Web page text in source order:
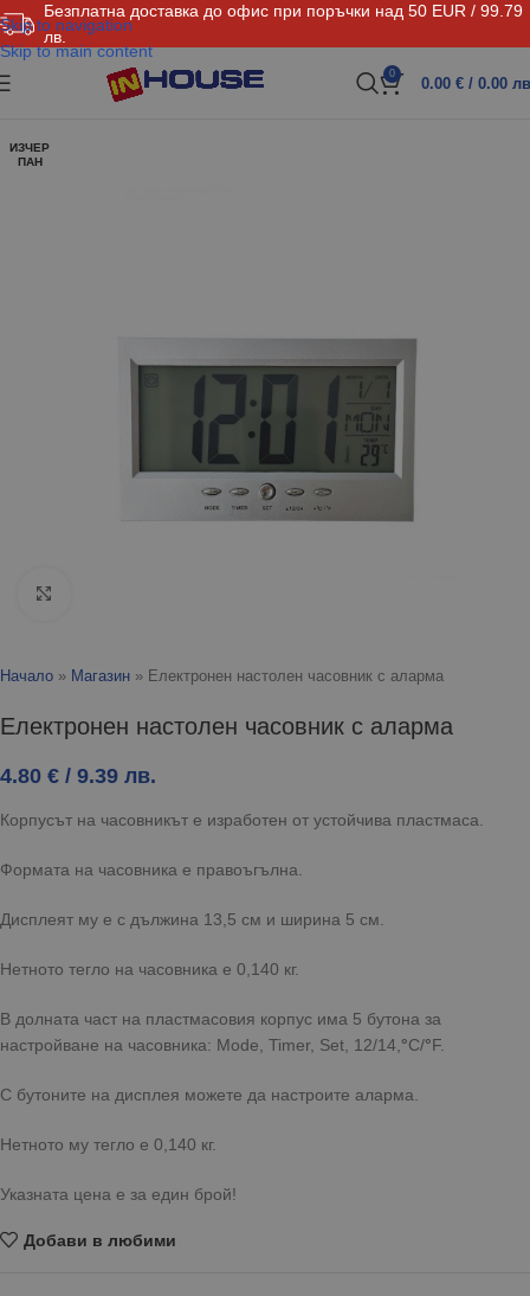
Безплатна доставка до офис при поръчки над 50 EUR / 99.79
лв.
Skip to navigation
Skip to main content
0
0.00 € / 0.00
ИЗЧЕР
ПАН
Начало » Магазин » Електронен настолен часовник с аларма
Електронен настолен часовник с аларма
4.80 € / 9.39 лв.
Корпусът на часовникът е изработен от устойчива пластмаса.
Формата на часовника е правоъгълна.
Дисплеят му е с дължина 13,5 см и ширина 5 см.
Нетното тегло на часовника е 0,140 кг.
В долната част на пластмасовия корпус има 5 бутона за
настройване на часовника: Mode, Timer, Set, 12/14, °C/°F.
С бутоните на дисплея можете да настроите аларма.
Нетното му тегло е 0,140 кг.
Указната цена е за един брой!
Добави в любими